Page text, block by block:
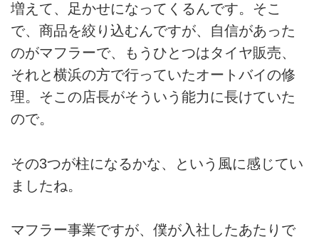
増えて、足かせになってくるんです。そこ
で、商品を絞り込むんですが、自信があった
のがマフラーで、もうひとつはタイヤ販売、
それと横浜の方で行っていたオートバイの修
理。そこの店長がそういう能力に長けていた
ので。
その3つが柱になるかな、という風に感じてい
ましたね。
マフラー事業ですが、僕が入社したあたりで